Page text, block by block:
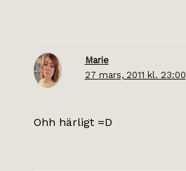
Marie
27 mars, 2011 kl. 23:00
Ohh härligt =D